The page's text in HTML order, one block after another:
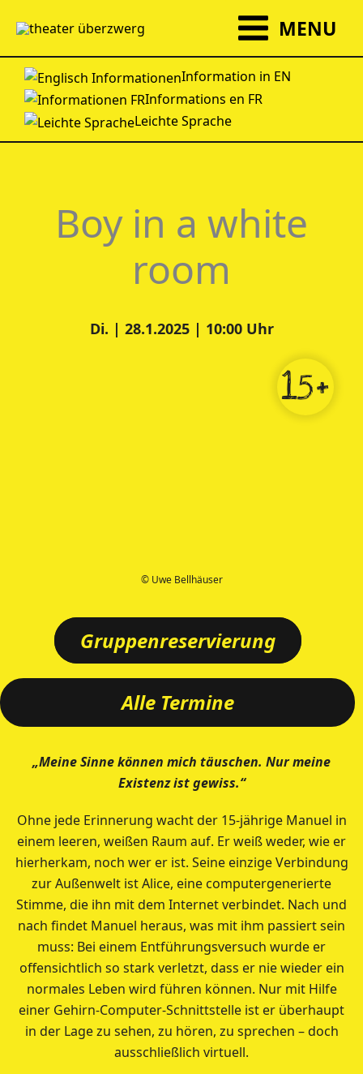
Inhalt
springen
MENU
Information in EN
Informations en FR
Leichte Sprache
Boy in a white
room
Di. | 28.1.2025 | 10:00 Uhr
Gruppenreservierung
Alle Termine
„Meine Sinne können mich täuschen. Nur meine
Existenz ist gewiss.“
Ohne jede Erinnerung wacht der 15-jährige Manuel in
einem leeren, weißen Raum auf. Er weiß weder, wie er
hierherkam, noch wer er ist. Seine einzige Verbindung
zur Außenwelt ist Alice, eine computergenerierte
Stimme, die ihn mit dem Internet verbindet. Nach und
nach findet Manuel heraus, was mit ihm passiert sein
muss: Bei einem Entführungsversuch wurde er
offensichtlich so stark verletzt, dass er nie wieder ein
normales Leben wird führen können. Nur mit Hilfe
einer Gehirn-Computer-Schnittstelle ist er überhaupt
in der Lage zu sehen, zu hören, zu sprechen – doch
ausschließlich virtuell.
© Uwe Bellhäuser
15+